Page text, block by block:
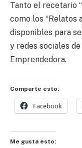
Tanto el recetario
como los “Relatos
disponibles para
y redes sociales
Emprendedora.
Comparte esto:
Facebook
Me gusta esto: